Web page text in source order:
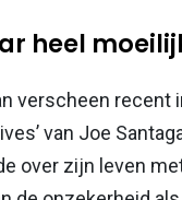
heel
verscheen recent
van Joe
over zijn leven